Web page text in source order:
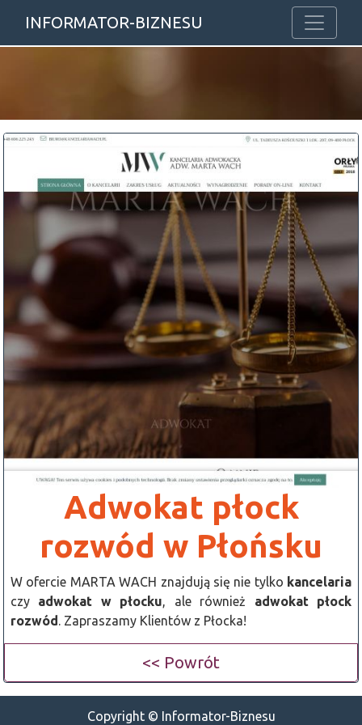
INFORMATOR-BIZNESU
Adwokat płock
rozwód w Płońsku
W ofercie MARTA WACH znajdują się nie tylko kancelaria
czy adwokat w płocku , ale również adwokat płock
rozwód . Zapraszamy Klientów z Płocka!
<< Powrót
Copyright © Informator-Biznesu